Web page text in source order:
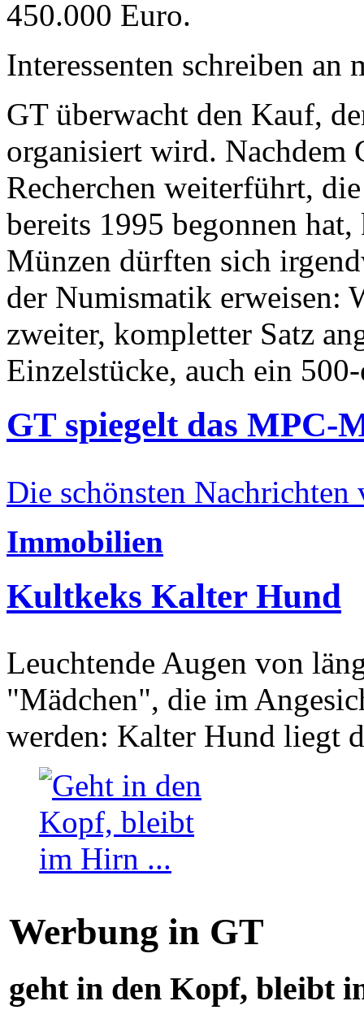
450.000 Euro.
Interessenten schreiben
GT überwacht den Kauf,
organisiert wird. Nachdem
Recherchen weiterführt,
bereits 1995 begonnen
Münzen dürften sich
der Numismatik erweisen:
zweiter, kompletter Satz
Einzelstücke, auch ein
GT spiegelt das MPC-
Die schönsten Nachrichten
Immobilien
Kultkeks Kalter Hund
Leuchtende Augen von
"Mädchen", die im
werden: Kalter Hund liegt
Werbung in GT
geht in den Kopf, bleibt